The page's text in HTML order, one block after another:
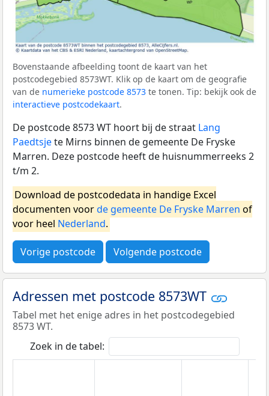
Bovenstaande afbeelding toont de kaart van het
postcodegebied 8573WT. Klik op de kaart om de geografie
van de numerieke postcode 8573 te tonen. Tip: bekijk ook de
interactieve postcodekaart.
De postcode 8573 WT hoort bij de straat Lang
Paedtsjete Mirns binnen de gemeente De Fryske
Marren. Deze postcode heeft de huisnummerreeks 2
t/m 2.
Download de postcodedata in handige Excel
documenten voorde gemeente De Fryske Marren of
voor heel Nederland.
Vorige postcode Volgende postcode
Adressen met postcode 8573WT
Tabel met het enige adres in het postcodegebied
8573 WT.
Zoek in de tabel: